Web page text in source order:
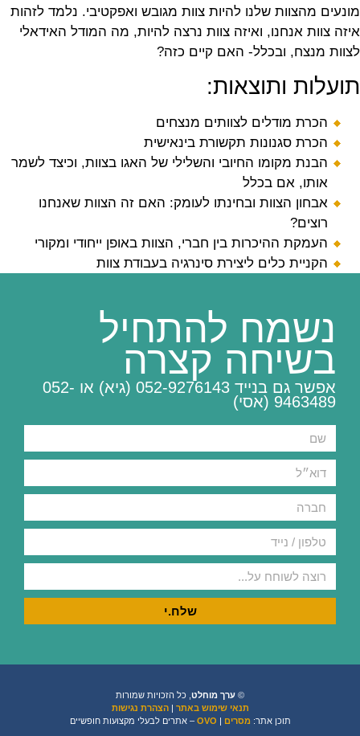
מונעים מהצוות שלנו להיות צוות מגובש ואפקטיבי. נלמד לזהות
איזה צוות אנחנו, ואיזה צוות נרצה להיות, מה המודל האידאלי
לצוות מנצח, ובכלל- האם קיים כזה?
תועלות ותוצאות:
הכרת מודלים לצוותים מנצחים
הכרת סגנונות תקשורת בינאישית
הבנת מקומו החיובי והשלילי של האגו בצוות, וכיצד לשמר
אותו, אם בכלל
אבחון הצוות ובחינתו לעומק: האם זה הצוות שאנחנו
רוצים?
העמקת ההיכרות בין חברי, הצוות באופן ייחודי ומקורי
הקניית כלים ליצירת סינרגיה בעבודת צוות
נשמח להתחיל
בשיחה קצרה
אפשר גם בנייד 052-9276143 (גיא) או 052-
9463489 (אסי)
שלח.י
© ערך מוחלט , כל הזכויות שמורות
תנאי שימוש באתר |הצהרת נגישות
תוכן אתר: מסרים |
OVO – אתרים לבעלי מקצועות חופשיים